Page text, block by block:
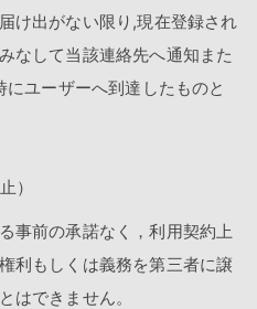
け出がない限り,現在登録され
なして当該連絡先へ通知また
ユーザーへ到達したものと
）
事前の承諾なく，利用契約上
利もしくは義務を第三者に譲
はできません。